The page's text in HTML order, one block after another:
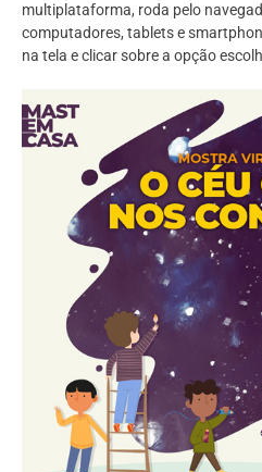
multiplataforma, roda pelo
computadores, tablets e
na tela e clicar sobre a opção